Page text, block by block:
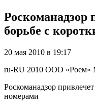
Роскоманадзор
борьбе с
20 мая 2010 в 19:17
ru-RU 2010 ООО «Роем»
Роскоманадзор
номерами